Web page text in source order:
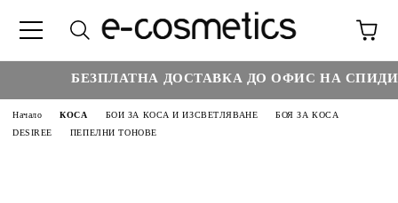
БЕЗПЛАТНА ДОСТАВКА ДО ОФИС НА СПИДИ
Начало КОСА БОИ ЗА КОСА И ИЗСВЕТЛЯВАНЕ
БОЯ ЗА КОСА
DESIREE
ПЕПЕЛНИ ТОНОВЕ